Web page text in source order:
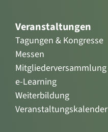
Veranstaltungen
Tagungen & Kongresse
Messen
Mitgliederversammlung
e-Learning
Weiterbildung
Veranstaltungskalender